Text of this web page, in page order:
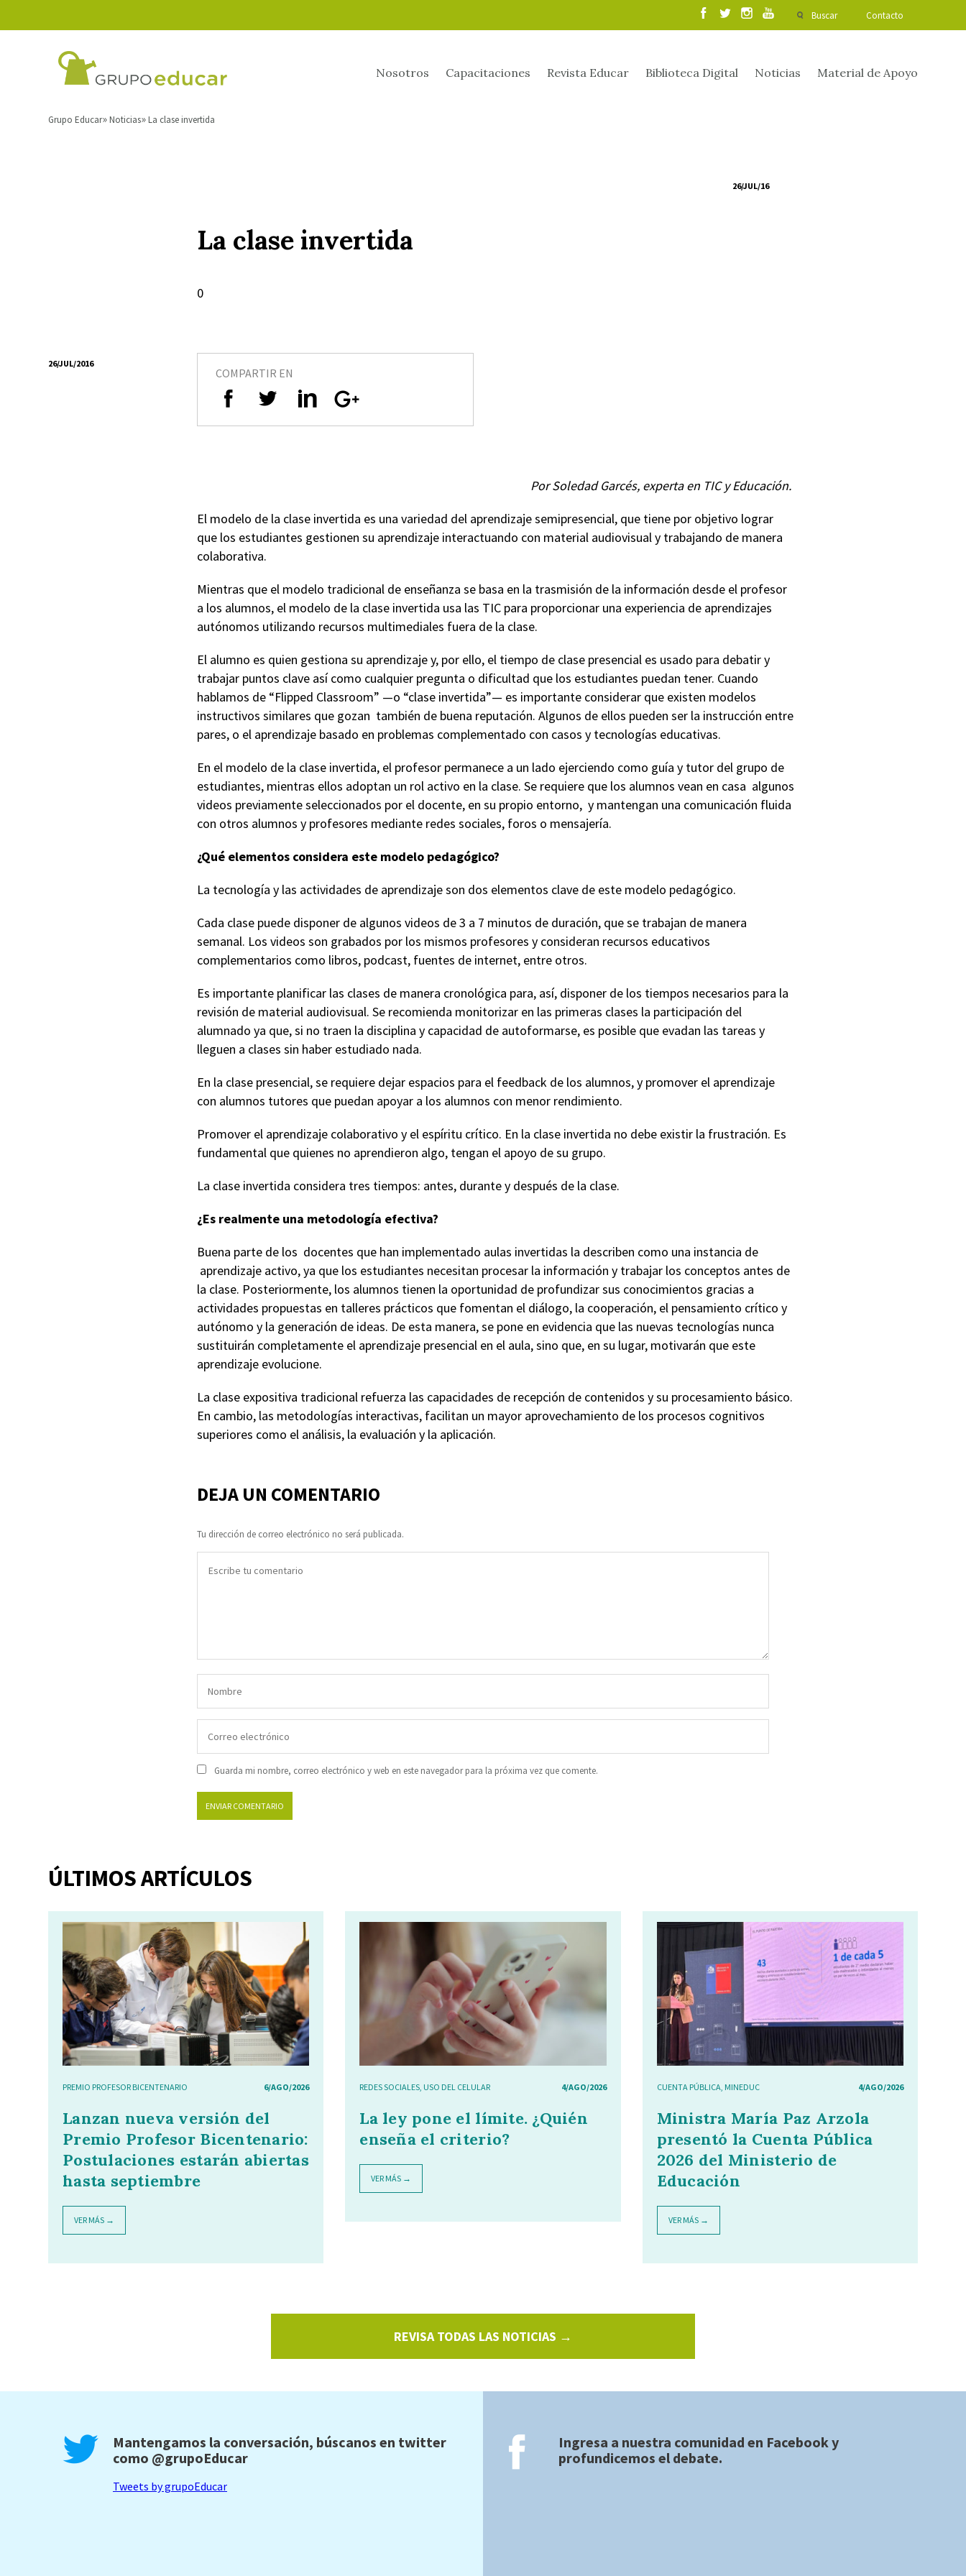
Buscar Contacto
Nosotros Capacitaciones Revista Educar Biblioteca Digital Noticias Material de Apoyo
Grupo Educar Noticias La clase invertida
26/JUL/16
La clase invertida
0
26/JUL/2016
COMPARTIR EN
Por Soledad Garcés, experta en TIC y Educación.
El modelo de la clase invertida es una variedad del aprendizaje semipresencial, que tiene por objetivo lograr
que los estudiantes gestionen su aprendizaje interactuando con material audiovisual y trabajando de manera
colaborativa.
Mientras que el modelo tradicional de enseñanza se basa en la trasmisión de la información desde el profesor
a los alumnos, el modelo de la clase invertida usa las TIC para proporcionar una experiencia de aprendizajes
autónomos utilizando recursos multimediales fuera de la clase.
El alumno es quien gestiona su aprendizaje y, por ello, el tiempo de clase presencial es usado para debatir y
trabajar puntos clave así como cualquier pregunta o dificultad que los estudiantes puedan tener. Cuando
hablamos de “Flipped Classroom” —o “clase invertida”— es importante considerar que existen modelos
instructivos similares que gozan también de buena reputación. Algunos de ellos pueden ser la instrucción entre
pares, o el aprendizaje basado en problemas complementado con casos y tecnologías educativas.
En el modelo de la clase invertida, el profesor permanece a un lado ejerciendo como guía y tutor del grupo de
estudiantes, mientras ellos adoptan un rol activo en la clase. Se requiere que los alumnos vean en casa algunos
videos previamente seleccionados por el docente, en su propio entorno, y mantengan una comunicación fluida
con otros alumnos y profesores mediante redes sociales, foros o mensajería.
¿Qué elementos considera este modelo pedagógico?
La tecnología y las actividades de aprendizaje son dos elementos clave de este modelo pedagógico.
Cada clase puede disponer de algunos videos de 3 a 7 minutos de duración, que se trabajan de manera
semanal. Los videos son grabados por los mismos profesores y consideran recursos educativos
complementarios como libros, podcast, fuentes de internet, entre otros.
Es importante planificar las clases de manera cronológica para, así, disponer de los tiempos necesarios para la
revisión de material audiovisual. Se recomienda monitorizar en las primeras clases la participación del
alumnado ya que, si no traen la disciplina y capacidad de autoformarse, es posible que evadan las tareas y
lleguen a clases sin haber estudiado nada.
En la clase presencial, se requiere dejar espacios para el feedback de los alumnos, y promover el aprendizaje
con alumnos tutores que puedan apoyar a los alumnos con menor rendimiento.
Promover el aprendizaje colaborativo y el espíritu crítico. En la clase invertida no debe existir la frustración. Es
fundamental que quienes no aprendieron algo, tengan el apoyo de su grupo.
La clase invertida considera tres tiempos: antes, durante y después de la clase.
¿Es realmente una metodología efectiva?
Buena parte de los docentes que han implementado aulas invertidas la describen como una instancia de
aprendizaje activo, ya que los estudiantes necesitan procesar la información y trabajar los conceptos antes de
la clase. Posteriormente, los alumnos tienen la oportunidad de profundizar sus conocimientos gracias a
actividades propuestas en talleres prácticos que fomentan el diálogo, la cooperación, el pensamiento crítico y
autónomo y la generación de ideas. De esta manera, se pone en evidencia que las nuevas tecnologías nunca
sustituirán completamente el aprendizaje presencial en el aula, sino que, en su lugar, motivarán que este
aprendizaje evolucione.
La clase expositiva tradicional refuerza las capacidades de recepción de contenidos y su procesamiento básico.
En cambio, las metodologías interactivas, facilitan un mayor aprovechamiento de los procesos cognitivos
superiores como el análisis, la evaluación y la aplicación.
DEJA UN COMENTARIO
Tu dirección de correo electrónico no será publicada.
Guarda mi nombre, correo electrónico y web en este navegador para la próxima vez que comente.
ÚLTIMOS ARTÍCULOS
PREMIO PROFESOR BICENTENARIO 6/AGO/2026
Lanzan nueva versión del
Premio Profesor Bicentenario:
Postulaciones estarán abiertas
hasta septiembre
VER MÁS →
REDES SOCIALES, USO DEL CELULAR 4/AGO/2026
La ley pone el límite. ¿Quién
enseña el criterio?
VER MÁS →
CUENTA PÚBLICA, MINEDUC 4/AGO/2026
Ministra María Paz Arzola
presentó la Cuenta Pública
2026 del Ministerio de
Educación
VER MÁS →
REVISA TODAS LAS NOTICIAS →
Mantengamos la conversación, búscanos en twitter
como @grupoEducar
Tweets by grupoEducar
Ingresa a nuestra comunidad en Facebooky
profundicemos el debate.